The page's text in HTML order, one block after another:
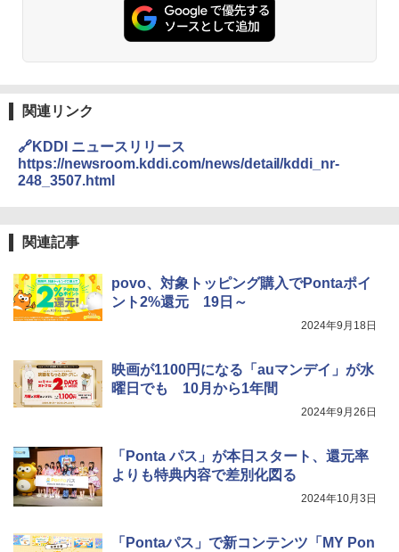
関連リンク
🔗KDDI ニュースリリース
https://newsroom.kddi.com/news/detail/kddi_nr-
248_3507.html
関連記事
povo、対象トッピング購入でPontaポイ
ント2%還元 19日～
2024年9月18日
映画が1100円になる「auマンデイ」が水
曜日でも 10月から1年間
2024年9月26日
「Ponta パス」が本日スタート、還元率
よりも特典内容で差別化図る
2024年10月3日
「Pontaパス」で新コンテンツ「MY Pon